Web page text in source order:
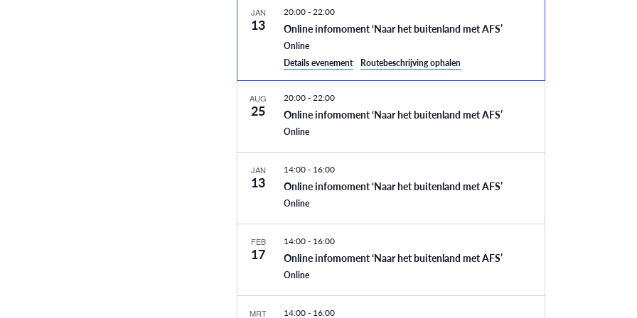
JAN
13
20:00-22:00
Online infomoment ‘Naar het buitenland met AFS’
Online
Details evenement
Routebeschrijving ophalen
AUG
25
20:00-22:00
Online infomoment ‘Naar het buitenland met AFS’
Online
JAN
13
14:00- 16:00
Online infomoment ‘Naar het buitenland met AFS’
Online
FEB
17
14:00- 16:00
Online infomoment ‘Naar het buitenland met AFS’
Online
MRT 14:00- 16:00